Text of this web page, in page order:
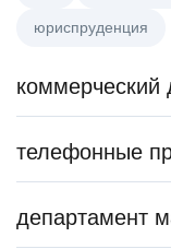
юриспруденция
коммерческий
Тренер по
з/п не указана
телефонные
Менеджер по
бизнеса
департамент